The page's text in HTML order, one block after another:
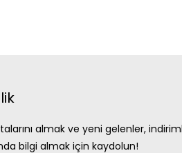
almak ve yeni gelenler,
bilgi almak için kaydolun!